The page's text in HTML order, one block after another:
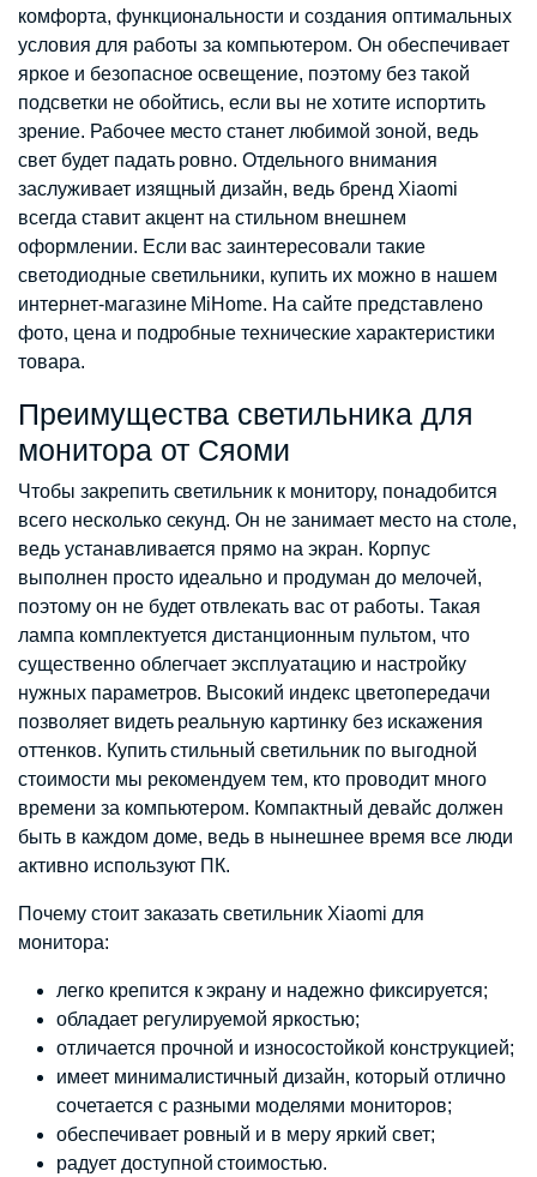
комфорта, функциональности и создания оптимальных
условия для работы за компьютером. Он обеспечивает
яркое и безопасное освещение, поэтому без такой
подсветки не обойтись, если вы не хотите испортить
зрение. Рабочее место станет любимой зоной, ведь
свет будет падать ровно. Отдельного внимания
заслуживает изящный дизайн, ведь бренд Xiaomi
всегда ставит акцент на стильном внешнем
оформлении. Если вас заинтересовали такие
светодиодные светильники, купить их можно в нашем
интернет-магазине MiHome. На сайте представлено
фото, цена и подробные технические характеристики
товара.
Преимущества светильника для
монитора от Сяоми
Чтобы закрепить светильник к монитору, понадобится
всего несколько секунд. Он не занимает место на столе,
ведь устанавливается прямо на экран. Корпус
выполнен просто идеально и продуман до мелочей,
поэтому он не будет отвлекать вас от работы. Такая
лампа комплектуется дистанционным пультом, что
существенно облегчает эксплуатацию и настройку
нужных параметров. Высокий индекс цветопередачи
позволяет видеть реальную картинку без искажения
оттенков. Купить стильный светильник по выгодной
стоимости мы рекомендуем тем, кто проводит много
времени за компьютером. Компактный девайс должен
быть в каждом доме, ведь в нынешнее время все люди
активно используют ПК.
Почему стоит заказать светильник Xiaomi для
монитора:
легко крепится к экрану и надежно фиксируется;
обладает регулируемой яркостью;
отличается прочной и износостойкой конструкцией;
имеет минималистичный дизайн, который отлично
сочетается с разными моделями мониторов;
обеспечивает ровный и в меру яркий свет;
радует доступной стоимостью.